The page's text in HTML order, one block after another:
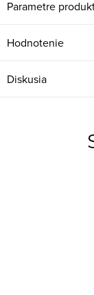
Parametre
Hodnotenie
Diskusia